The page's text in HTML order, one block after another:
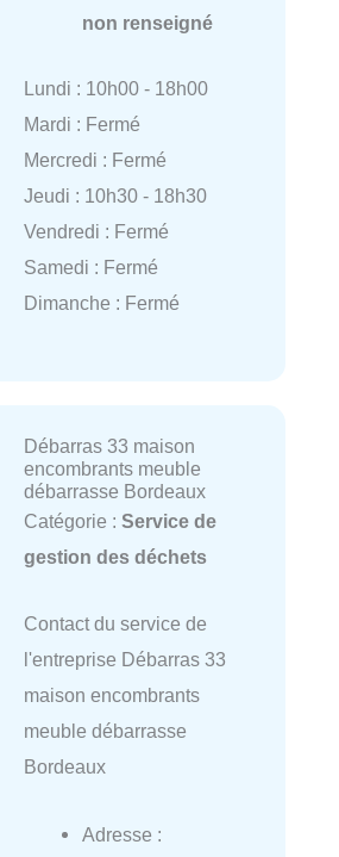
non renseigné
Lundi : 10h00 - 18h00
Mardi : Fermé
Mercredi : Fermé
Jeudi : 10h30 - 18h30
Vendredi : Fermé
Samedi : Fermé
Dimanche : Fermé
Débarras 33 maison
encombrants meuble
débarrasse Bordeaux
Catégorie : Service de
gestion des déchets
Contact du service de
l'entreprise Débarras 33
maison encombrants
meuble débarrasse
Bordeaux
Adresse :